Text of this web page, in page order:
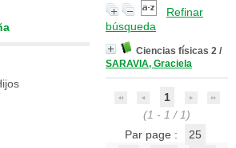
Refinar
búsqueda
Ciencias físicas 2 /
SARAVIA, Graciela
1
(1 - 1 / 1)
Par page :
25